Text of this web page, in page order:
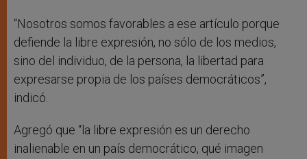
“Nosotros somos favorables a ese artículo porque
defiende la libre expresión, no sólo de los medios,
sino del individuo, de la persona, la libertad para
expresarse propia de los países democráticos”,
indicó.
Agregó que “la libre expresión es un derecho
inalienable en un país democrático, qué imagen